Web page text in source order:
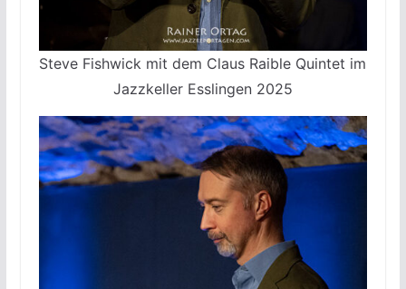
Steve Fishwick mit dem Claus Raible Quintet im
Jazzkeller Esslingen 2025